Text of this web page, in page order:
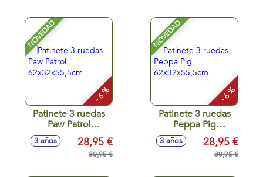
NOVEDAD
- 6 %
Patinete 3 ruedas
Paw Patrol
62x32x55,5cm
3 años 28,95 €
30,95 €
NOVEDAD
- 6 %
Patinete 3 ruedas
Peppa Pig
62x32x55,5cm
3 años 28,95 €
30,95 €